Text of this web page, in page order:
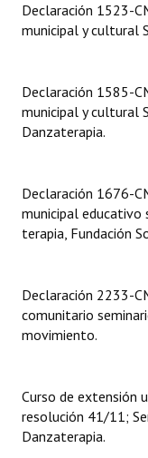
Comunicaciones
Resoluciones
Resoluciones de
Antiguos
Datos Históricos
Audiencias Públicas
Mujeres que
Declaración 1523-
municipal y cultural
Declaración 1585-
municipal y cultural
Danzaterapia.
Declaración 1676-
municipal educativo
terapia, Fundación
Declaración 2233-
comunitario
movimiento.
Curso de extensión
resolución 41/11;
Danzaterapia.